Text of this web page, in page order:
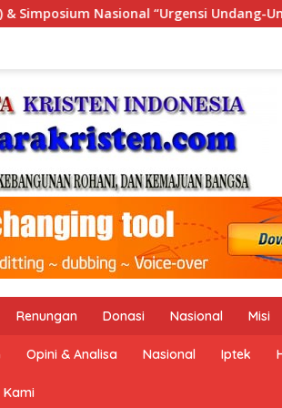
Perekonomian Nasional dan
Renungan Donasi Nasional Misi
Opini & Analisa Nasional Iptek
Kami